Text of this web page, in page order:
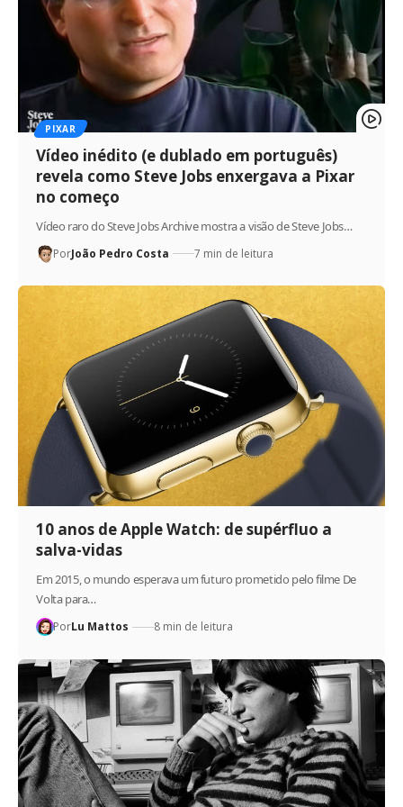
PIXAR
Vídeo inédito (e dublado em português)
revela como Steve Jobs enxergava a Pixar
no começo
Vídeo raro do Steve Jobs Archive mostra a visão de Steve Jobs…
PorJoão Pedro Costa 7 min de leitura
10 anos de Apple Watch: de supérfluo a
salva-vidas
Em 2015, o mundo esperava um futuro prometido pelo filme De
Volta para…
PorLu Mattos 8 min de leitura